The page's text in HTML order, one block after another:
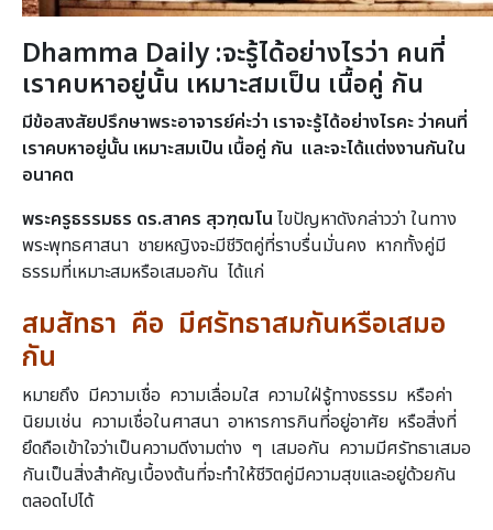
Dhamma Daily :จะรู้ได้อย่างไรว่า คนที่
เราคบหาอยู่นั้น เหมาะสมเป็น เนื้อคู่ กัน
มีข้อสงสัยปรึกษาพระอาจารย์ค่ะว่า เราจะรู้ได้อย่างไรคะ ว่าคนที่
เราคบหาอยู่นั้น เหมาะสมเป็น เนื้อคู่ กัน และจะได้แต่งงานกันใน
อนาคต
พระครูธรรมธร ดร.สาคร สุวฑฺฒโน ไขปัญหาดังกล่าวว่า ในทาง
พระพุทธศาสนา ชายหญิงจะมีชีวิตคู่ที่ราบรื่นมั่นคง หากทั้งคู่มี
ธรรมที่เหมาะสมหรือเสมอกัน ได้แก่
สมสัทธา คือ มีศรัทธาสมกันหรือเสมอ
กัน
หมายถึง มีความเชื่อ ความเลื่อมใส ความใฝ่รู้ทางธรรม หรือค่า
นิยมเช่น ความเชื่อในศาสนา อาหารการกินที่อยู่อาศัย หรือสิ่งที่
ยึดถือเข้าใจว่าเป็นความดีงามต่าง ๆ เสมอกัน ความมีศรัทธาเสมอ
กันเป็นสิ่งสำคัญเบื้องต้นที่จะทำให้ชีวิตคู่มีความสุขและอยู่ด้วยกัน
ตลอดไปได้